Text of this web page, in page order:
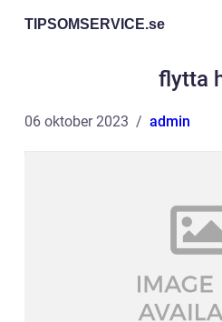
TIPSOMSERVICE.se
flytta
06 oktober 2023 admin